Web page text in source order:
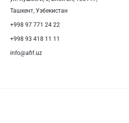
Ташкент, Узбекистан
+998 97 771 24 22
+998 93 418 11 11
info@afif.uz